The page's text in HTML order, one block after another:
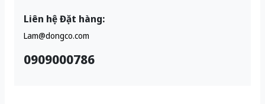
Liên hệ Đặt hàng:
Lam@dongco.com
0909000786